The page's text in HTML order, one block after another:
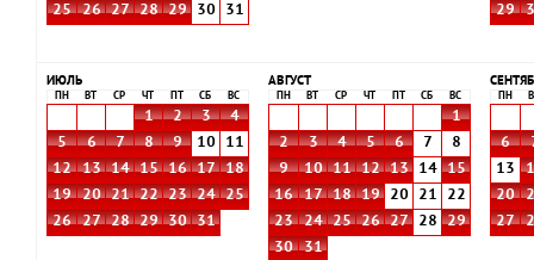
25
26 27 28 29 30 31
29
ИЮЛЬ
ПН ВТ СР ЧТ СБ ВС
1 2 3
4
5
6 7 8 9 10
11
12
13 14 15 16 17
18
19
20 21 22 23 24
25
26
27 28 29 30 31
АВГУСТ
ПН ВТ СР ЧТ СБ ВС
1
2
3 4 5 6 7
8
9
10 11 12 13 14
15
16
17 18 19 20 21
22
23
24 25 26 27 28
29
30
31
ПН
6
13
20
27